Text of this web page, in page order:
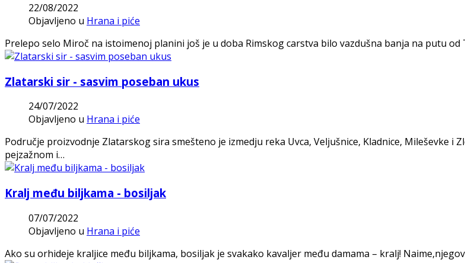
22/08/2022
Objavljeno u Hrana i piće
Prelepo selo Miroč na istoimenoj planini još je u doba Rimskog carstva bilo vazdušna banja na putu
Zlatarski sir - sasvim poseban ukus
24/07/2022
Objavljeno u Hrana i piće
Područje proizvodnje Zlatarskog sira smešteno je izmedju reka Uvca, Veljušnice, Kladnice, Mileševke i
pejzažnom i…
Kralj među biljkama - bosiljak
07/07/2022
Objavljeno u Hrana i piće
Ako su orhideje kraljice među biljkama, bosiljak je svakako kavaljer među damama – kralj!